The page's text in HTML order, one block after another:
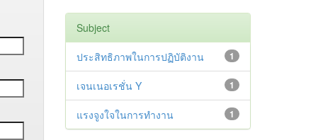
Subject
1
ประสิทธิภาพในการปฏิบัติงาน
1
เจนเนอเรชั่น Y
1
แรงจูงใจในการทำงาน